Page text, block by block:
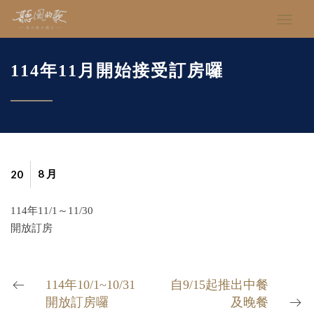
114年11月開始接受訂房囉
8 月
20
114年11/1～11/30
開放訂房
114年10/1~10/31
開放訂房囉
自9/15起推出中餐
及晚餐